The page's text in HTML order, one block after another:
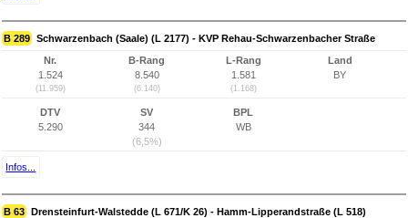
B 289 Schwarzenbach (Saale) (L 2177) - KVP Rehau-Schwarzenbacher Straße
Nr.
1.524
(11.959)
B-Rang
8.540
(6.140)
L-Rang
1.581
(1.168)
Land
BY
DTV
5.290
SV
344
(6,5%)
BPL
WB
Infos...
B 63 Drensteinfurt-Walstedde (L 671/K 26) - Hamm-Lipperandstraße (L 518)